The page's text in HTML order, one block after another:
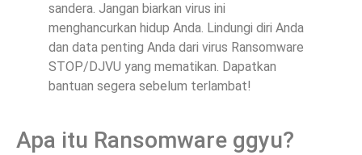
sandera. Jangan biarkan virus ini
menghancurkan hidup Anda. Lindungi diri Anda
dan data penting Anda dari virus Ransomware
STOP/DJVU yang mematikan. Dapatkan
bantuan segera sebelum terlambat!
Apa itu Ransomware ggyu?